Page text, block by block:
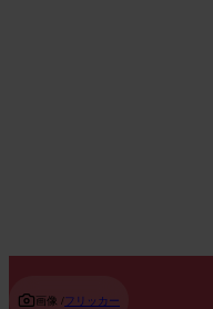
画像 /フリッカー